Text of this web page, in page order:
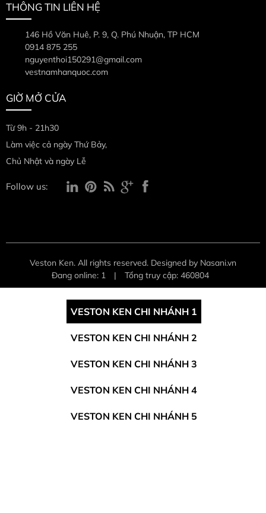
THÔNG TIN LIÊN HỆ
146 Hồ Văn Huê, P. 9, Q. Phú Nhuận, TP HCM
0914 875 255
nguyenthoi150291@gmail.com
vestnamhanquoc.com
GIỜ MỞ CỬA
Từ 9h - 21h30
Làm việc cả ngày Thứ Bảy,
Chủ Nhật và ngày Lễ
Follow us:
Veston Ken. All rights reserved. Designed by Nasani.vn
Đang online: 1
| Tổng truy cập: 460804
VESTON KEN CHI NHÁNH 1
VESTON KEN CHI NHÁNH 2
VESTON KEN CHI NHÁNH 3
VESTON KEN CHI NHÁNH 4
VESTON KEN CHI NHÁNH 5